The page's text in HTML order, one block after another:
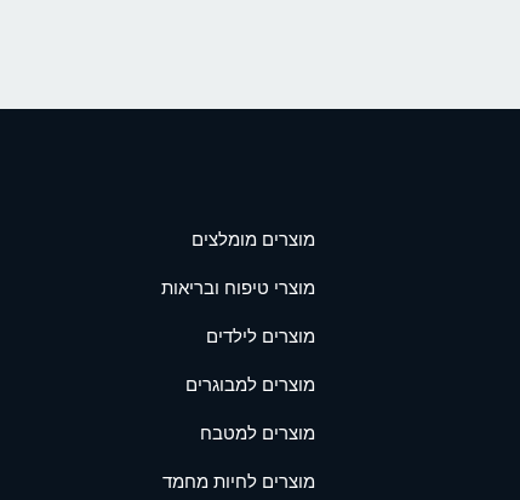
מוצרים מומלצים
מוצרי טיפוח ובריאות
מוצרים לילדים
מוצרים למבוגרים
מוצרים למטבח
מוצרים לחיות מחמד